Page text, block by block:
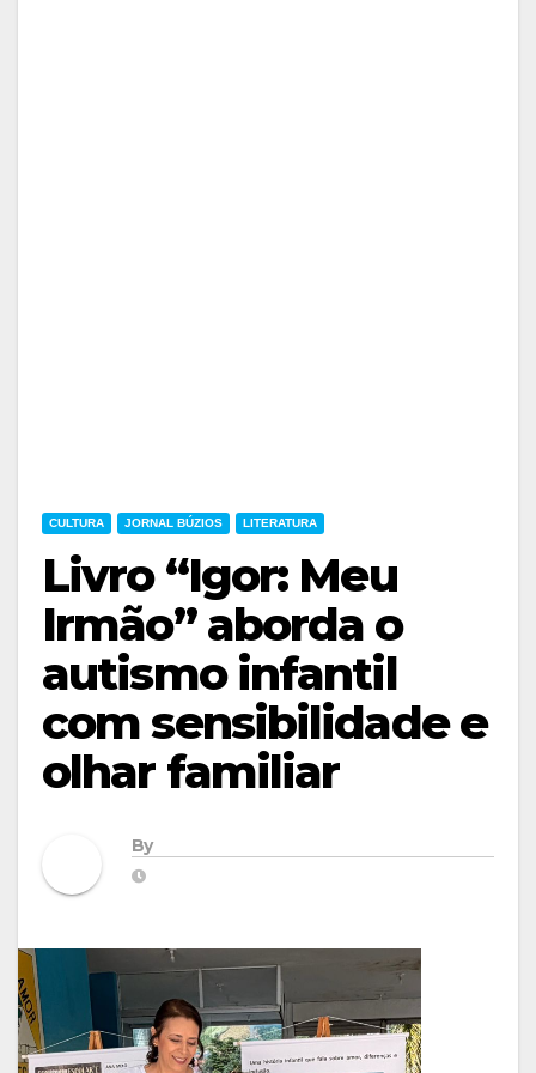
CULTURA JORNAL BÚZIOS LITERATURA
Livro “Igor: Meu
Irmão” aborda o
autismo infantil
com sensibilidade e
olhar familiar
By